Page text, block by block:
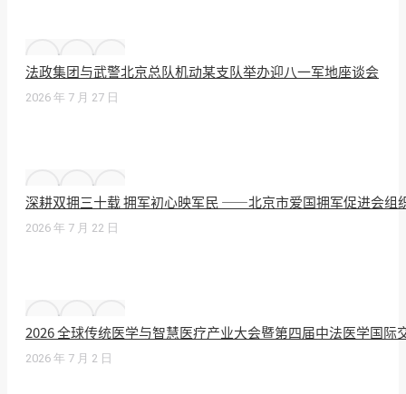
法政集团与武警北京总队机动某支队举办迎八一军地座谈会
2026 年 7 月 27 日
深耕双拥三十载 拥军初心映军民 ——北京市爱国拥军促进会组
2026 年 7 月 22 日
2026 全球传统医学与智慧医疗产业大会暨第四届中法医学国际
2026 年 7 月 2 日